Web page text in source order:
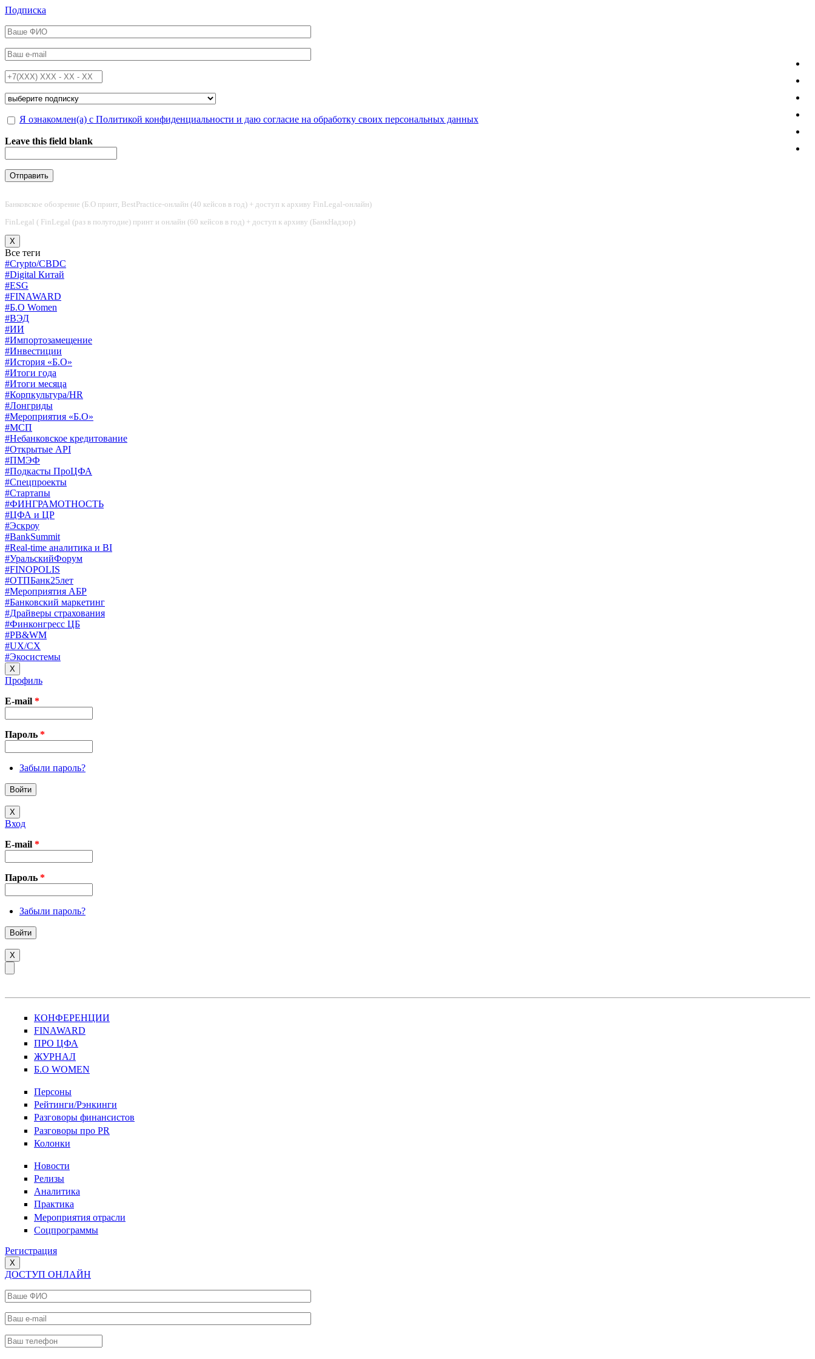
Перейти к основному содержанию
Подписка
ФИО*
Email*
Телефон*
Подписка на*
Обработка персональных данных*
Я ознакомлен(а) с Политикой конфиденциальности и даю согласие на обработку своих персональных данных
Leave this field blank
Банковское обозрение (Б.О принт, BestPractice-онлайн (40 кейсов в год) + доступ к архиву FinLegal-онлайн)
FinLegal ( FinLegal (раз в полугодие) принт и онлайн (60 кейсов в год) + доступ к архиву (БанкНадзор)
X
Все теги
#Crypto/CBDC
#Digital Китай
#ESG
#FINAWARD
#Б.О Women
#ВЭД
#ИИ
#Импортозамещение
#Инвестиции
#История «Б.О»
#Итоги года
#Итоги месяца
#Корпкультура/HR
#Лонгриды
#Мероприятия «Б.О»
#МСП
#Небанковское кредитование
#Открытые API
#ПМЭФ
#Подкасты ПроЦФА
#Спецпроекты
#Стартапы
#ФИНГРАМОТНОСТЬ
#ЦФА и ЦР
#Эскроу
#BankSummit
#Real-time аналитика и BI
#УральскийФорум
#FINOPOLIS
#ОТПБанк25лет
#Мероприятия АБР
#Банковский маркетинг
#Драйверы страхования
#Финконгресс ЦБ
#PB&WM
#UX/CX
#Экосистемы
X
Профиль
E-mail *
Пароль *
Забыли пароль?
X
Вход
E-mail *
Пароль *
Забыли пароль?
X
КОНФЕРЕНЦИИ
FINAWARD
ПРО ЦФА
ЖУРНАЛ
Б.О WOMEN
Персоны
Рейтинги/Рэнкинги
Разговоры финансистов
Разговоры про PR
Колонки
Новости
Релизы
Аналитика
Практика
Мероприятия отрасли
Соцпрограммы
Регистрация
X
ДОСТУП ОНЛАЙН
Ваше ФИО
Ваш e-mail
Ваш телефон